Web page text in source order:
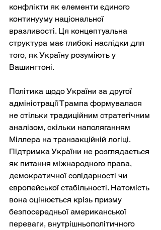
конфлікти як елементи єдиного
континууму національної
вразливості. Ця концептуальна
структура має глибокі наслідки для
того, як Україну розуміють у
Вашингтоні.
Політика щодо України за другої
адміністрації Трампа формувалася
не стільки традиційним стратегічним
аналізом, скільки наполяганням
Міллера на транзакційній логіці.
Підтримка України не розглядається
як питання міжнародного права,
демократичної солідарності чи
європейської стабільності. Натомість
вона оцінюється крізь призму
безпосередньої американської
переваги, внутрішньополітичного